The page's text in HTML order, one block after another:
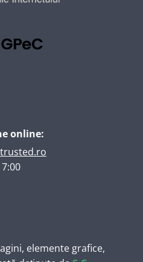
online:
elemente grafice,